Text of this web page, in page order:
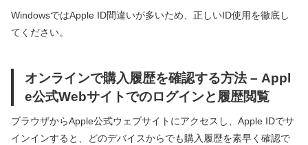
WindowsではApple ID間違いが多いため、正しいID使用を徹底し
てください。
オンラインで購入履歴を確認する方法 – Appl
e公式Webサイトでのログインと履歴閲覧
ブラウザからApple公式ウェブサイトにアクセスし、Apple IDでサ
インインすると、どのデバイスからでも購入履歴を素早く確認で